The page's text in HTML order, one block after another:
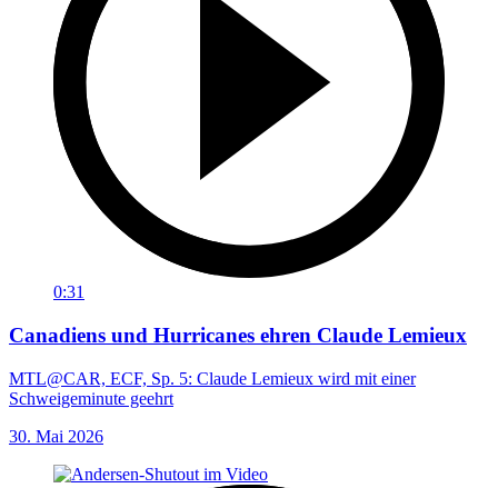
0:31
Canadiens und Hurricanes ehren Claude Lemieux
MTL@CAR, ECF, Sp. 5: Claude Lemieux wird mit einer
Schweigeminute geehrt
30. Mai 2026